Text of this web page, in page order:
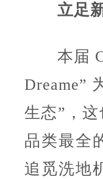
立足新
本届
Dreame”
生态”，
品类最全
追觅洗地